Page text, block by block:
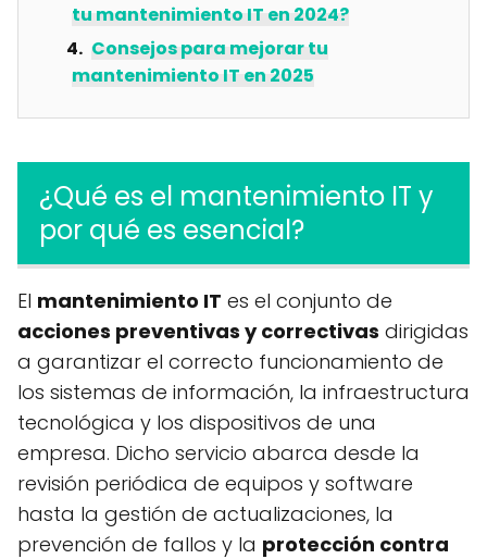
tu mantenimiento IT en 2024?
Consejos para mejorar tu
mantenimiento IT en 2025
¿Qué es el mantenimiento IT y
por qué es esencial?
El mantenimiento IT es el conjunto de
acciones preventivas y correctivas dirigidas
a garantizar el correcto funcionamiento de
los sistemas de información, la infraestructura
tecnológica y los dispositivos de una
empresa. Dicho servicio abarca desde la
revisión periódica de equipos y software
hasta la gestión de actualizaciones, la
prevención de fallos y la protección contra